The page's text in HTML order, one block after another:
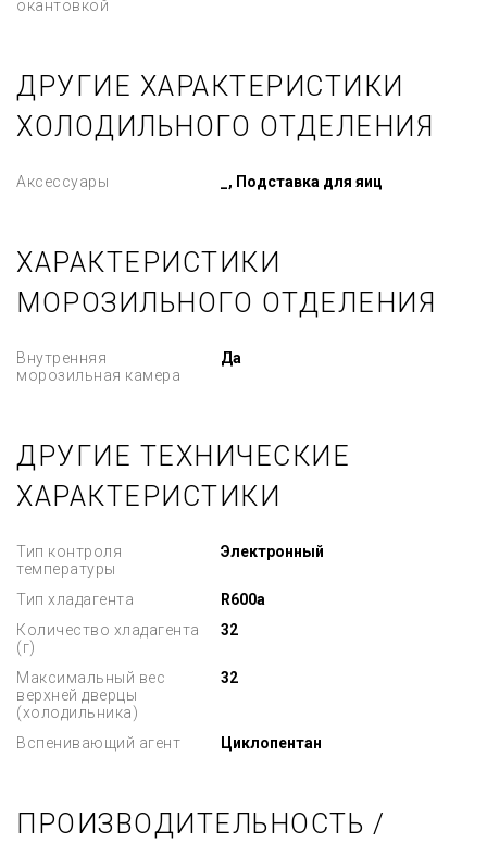
окантовкой
ДРУГИЕ ХАРАКТЕРИСТИКИ
ХОЛОДИЛЬНОГО ОТДЕЛЕНИЯ
Аксессуары _, Подставка для яиц
ХАРАКТЕРИСТИКИ
МОРОЗИЛЬНОГО ОТДЕЛЕНИЯ
Внутренняя
морозильная камера
Да
ДРУГИЕ ТЕХНИЧЕСКИЕ
ХАРАКТЕРИСТИКИ
Тип контроля
температуры
Электронный
Тип хладагента
R600a
Количество хладагента
(г)
32
Максимальный вес
верхней дверцы
(холодильника)
32
Вспенивающий агент Циклопентан
ПРОИЗВОДИТЕЛЬНОСТЬ /